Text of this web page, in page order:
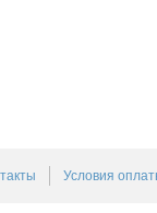
Условия